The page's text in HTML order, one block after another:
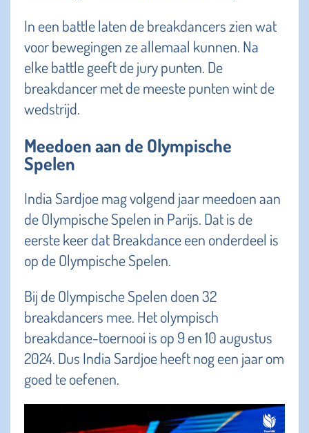
In een battle laten de breakdancers zien wat
voor bewegingen ze allemaal kunnen. Na
elke battle geeft de jury punten. De
breakdancer met de meeste punten wint de
wedstrijd.
Meedoen aan de Olympische
Spelen
India Sardjoe mag volgend jaar meedoen aan
de Olympische Spelen in Parijs. Dat is de
eerste keer dat Breakdance een onderdeel is
op de Olympische Spelen.
Bij de Olympische Spelen doen 32
breakdancers mee. Het olympisch
breakdance-toernooi is op 9 en 10 augustus
2024. Dus India Sardjoe heeft nog een jaar om
goed te oefenen.